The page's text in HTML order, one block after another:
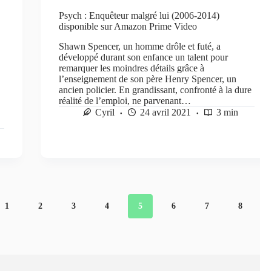
Psych : Enquêteur malgré lui (2006-2014)
disponible sur Amazon Prime Video
Shawn Spencer, un homme drôle et futé, a
développé durant son enfance un talent pour
remarquer les moindres détails grâce à
l’enseignement de son père Henry Spencer, un
ancien policier. En grandissant, confronté à la dure
réalité de l’emploi, ne parvenant…
Cyril
24 avril 2021 3 min
1 2 3 4 5 6 7 8